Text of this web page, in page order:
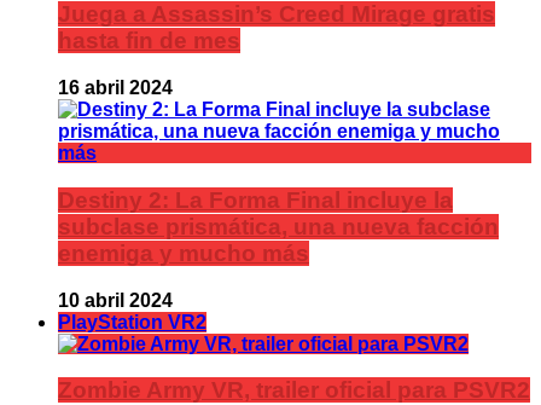
Juega a Assassin’s Creed Mirage gratis
hasta fin de mes
16 abril 2024
Destiny 2: La Forma Final incluye la
subclase prismática, una nueva facción
enemiga y mucho más
10 abril 2024
PlayStation VR2
Zombie Army VR, trailer oficial para PSVR2